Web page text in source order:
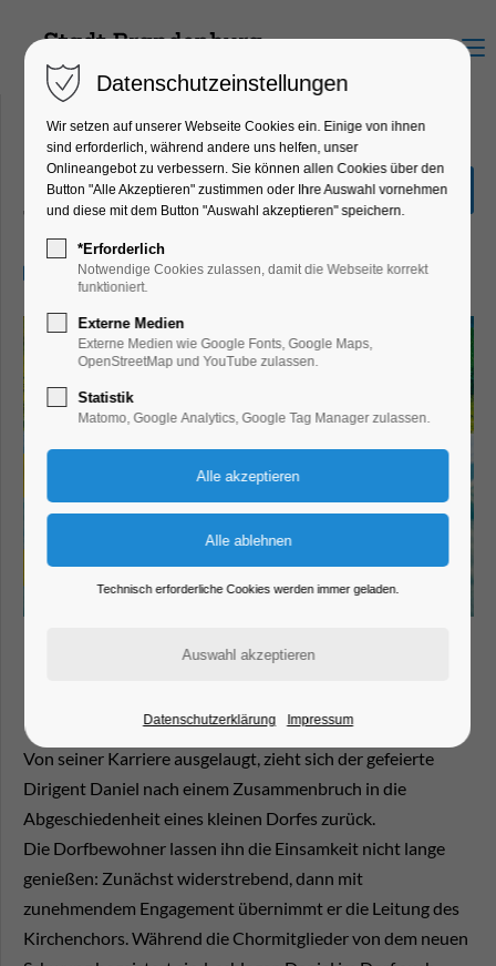
Menu
Kay Pollak: Wie im Himmel
Theater, Bühne
28.06.2025, 19:30–21:30
Von seiner Karriere ausgelaugt, zieht sich der gefeierte
Dirigent Daniel nach einem Zusammenbruch in die
Abgeschiedenheit eines kleinen Dorfes zurück.
Die Dorfbewohner lassen ihn die Einsamkeit nicht lange
genießen: Zunächst widerstrebend, dann mit
zunehmendem Engagement übernimmt er die Leitung des
Kirchenchors. Während die Chormitglieder von dem neuen
Datenschutzeinstellungen
Wir setzen auf unserer Webseite Cookies ein. Einige von ihnen
sind erforderlich, während andere uns helfen, unser
Onlineangebot zu verbessern. Sie können allen Cookies über den
Button "Alle Akzeptieren" zustimmen oder Ihre Auswahl vornehmen
und diese mit dem Button "Auswahl akzeptieren" speichern.
*Erforderlich
Notwendige Cookies zulassen, damit die Webseite korrekt
funktioniert.
Externe Medien
Externe Medien wie Google Fonts, Google Maps,
OpenStreetMap und YouTube zulassen.
Statistik
Matomo, Google Analytics, Google Tag Manager zulassen.
Technisch erforderliche Cookies werden immer geladen.
Datenschutzerklärung Impressum